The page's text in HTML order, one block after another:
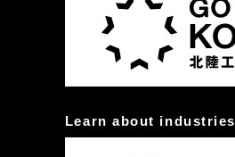
Learn about industries